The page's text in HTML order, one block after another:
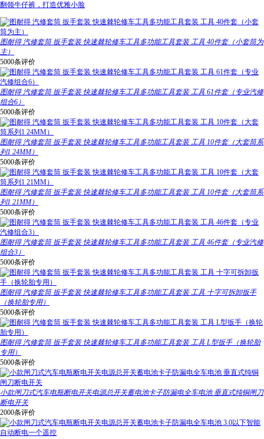
翻领牛仔裤，打造优雅小脸
图耐得 汽修套筒 扳手套装 快速棘轮修车工具多功能工具套装 工具 40件套（小套筒为
主）
5000条评价
图耐得 汽修套筒 扳手套装 快速棘轮修车工具多功能工具套装 工具 61件套（专业汽修
组合6）
5000条评价
图耐得 汽修套筒 扳手套装 快速棘轮修车工具多功能工具套装 工具 10件套（大套筒系
列1 24MM）
5000条评价
图耐得 汽修套筒 扳手套装 快速棘轮修车工具多功能工具套装 工具 10件套（大套筒系
列1 21MM）
5000条评价
图耐得 汽修套筒 扳手套装 快速棘轮修车工具多功能工具套装 工具 46件套（专业汽修
组合3）
5000条评价
图耐得 汽修套筒 扳手套装 快速棘轮修车工具多功能工具套装 工具 十字可拆卸扳手
（换轮胎专用）
5000条评价
图耐得 汽修套筒 扳手套装 快速棘轮修车工具多功能工具套装 工具 L型扳手（换轮胎
专用）
5000条评价
小款闸刀式汽车电瓶断电开关电源总开关蓄电池卡子防漏电全车电池 垂直式纯铜闸刀
断电开关
2000条评价